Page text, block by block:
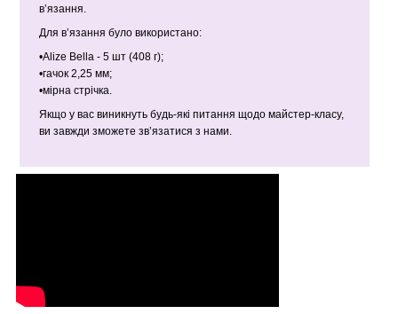
вʼязання.
Для вʼязання було використано:
•Alize Bella - 5 шт (408 г);
•гачок 2,25 мм;
•мірна стрічка.
Якщо у вас виникнуть будь-які питання щодо майстер-класу,
ви завжди зможете звʼязатися з нами.